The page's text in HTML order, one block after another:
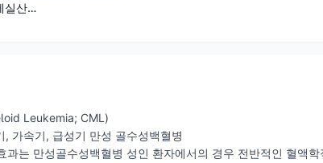
실산
Leukemia; CML)
가속기, 급성기 만성 골수성백혈병
과는 만성골수성백혈병 성인 환자에서의 경우 전반적인 혈액